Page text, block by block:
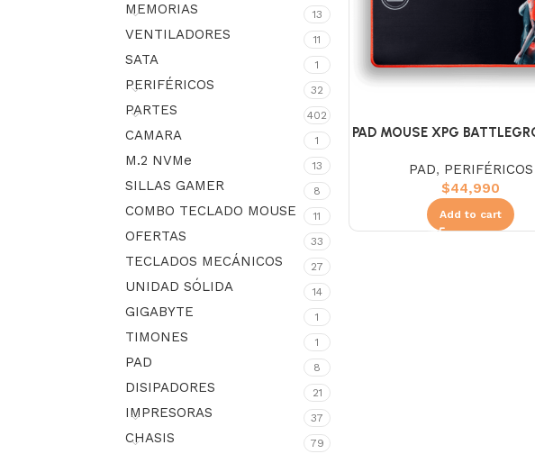
MEMORIAS 13
VENTILADORES 11
SATA 1
PERIFÉRICOS 32
PARTES 402
CAMARA 1
M.2 NVMe 13
SILLAS GAMER 8
COMBO TECLADO MOUSE 11
OFERTAS 33
TECLADOS MECÁNICOS 27
UNIDAD SÓLIDA 14
GIGABYTE 1
TIMONES 1
PAD 8
DISIPADORES 21
IMPRESORAS 37
CHASIS 79
PAD MOUSE XPG
PAD, PERIFÉRICOS
$44,990
Add to cart